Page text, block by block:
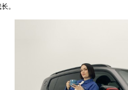
。